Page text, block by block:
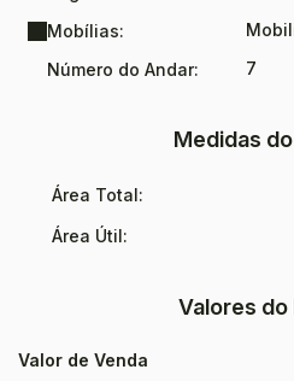
Mobílias:
Número do Andar:
7
Medidas
Área Total:
Área Útil:
Valores do
Valor de Venda